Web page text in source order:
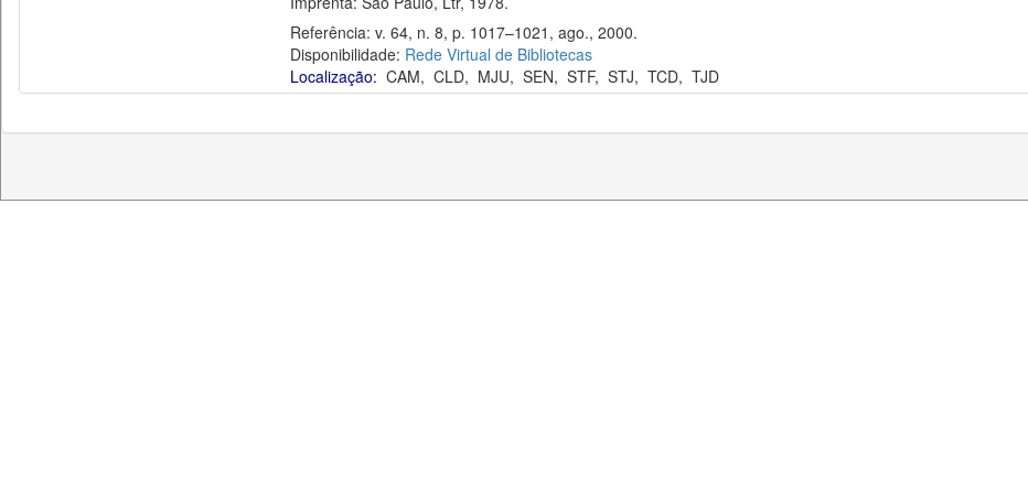
Referência: v. 64, n. 8, p. 1017–1021, ago., 2000.
Disponibilidade: Rede Virtual de Bibliotecas
Localização: CAM, CLD, MJU, SEN, STF, STJ, TCD, TJD